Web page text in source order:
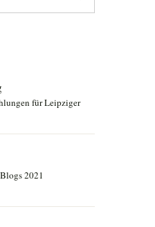
für Leipziger
2021